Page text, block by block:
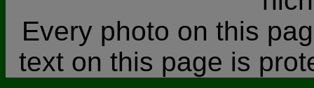
Every photo on this
text on this page is